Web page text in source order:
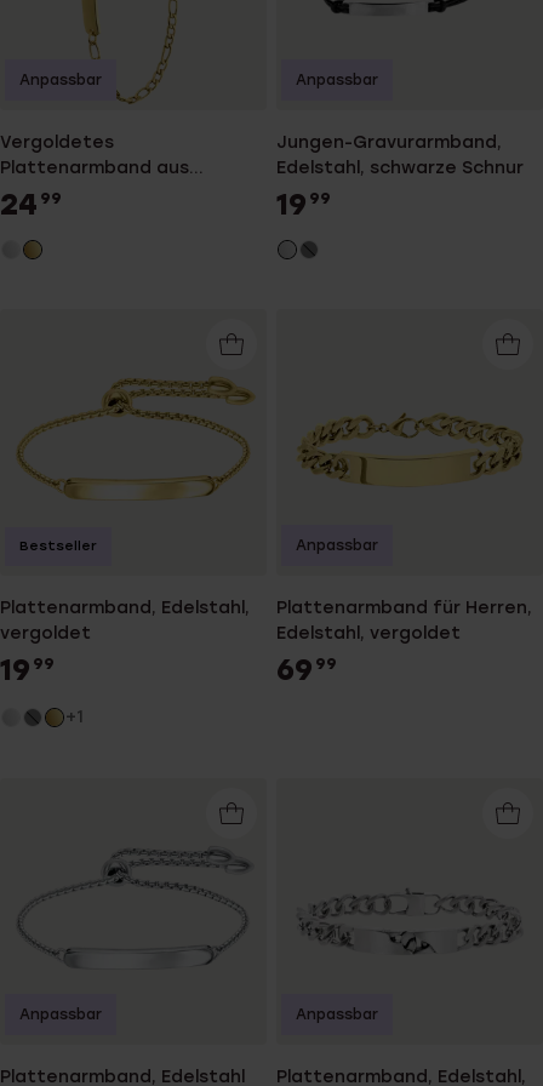
Vergoldetes
Plattenarmband aus
Edelstahl mit Fußball
24 99
Anpassbar
Jungen-Gravurarmband,
Edelstahl, schwarze Schnur
19 99
Anpassbar
Plattenarmband, Edelstahl,
vergoldet
19 99
+1
Bestseller
Plattenarmband für Herren,
Edelstahl, vergoldet
69 99
Anpassbar
Plattenarmband, Edelstahl
Anpassbar
Plattenarmband, Edelstahl,
Anpassbar